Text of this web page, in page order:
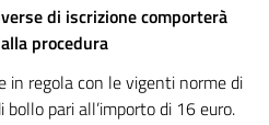
di iscrizione comporterà
procedura
in regola con le vigenti norme di
pari all’importo di 16 euro.